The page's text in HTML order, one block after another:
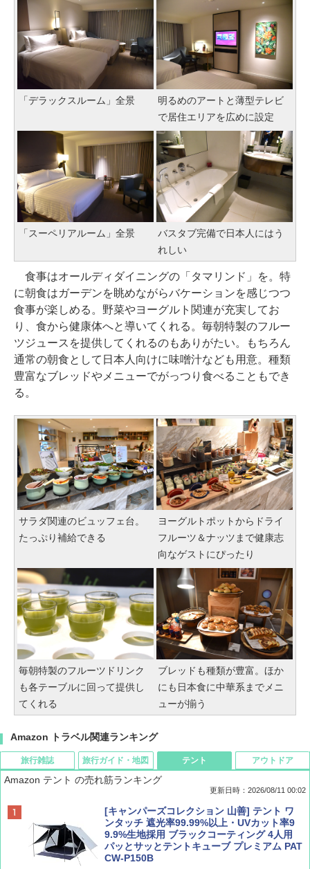
「デラックスルーム」全景
明るめのアートと薄型テレビ
で居住エリアを広めに設定
「スーペリアルーム」全景
バスタブ完備で日本人にはう
れしい
食事はオールディダイニングの「タマリンド」を。特
に朝食はガーデンを眺めながらバケーションを感じつつ
食事が楽しめる。野菜やヨーグルト関連が充実してお
り、食から健康体へと導いてくれる。毎朝特製のフルー
ツジュースを提供してくれるのもありがたい。もちろん
通常の朝食として日本人向けに味噌汁なども用意。種類
豊富なブレッドやメニューでがっつり食べることもでき
る。
サラダ関連のビュッフェ台。
たっぷり補給できる
ヨーグルトポットからドライ
フルーツ＆ナッツまで健康志
向なゲストにぴったり
毎朝特製のフルーツドリンク
も各テーブルに回って提供し
てくれる
ブレッドも種類が豊富。ほか
にも日本食に中華系までメニ
ューが揃う
Amazon トラベル関連ランキング
旅行雑誌
BE-PAL(ビ-パル) 2026年 10 月号【特別付録:
ノルディスク 4ホール鋳鉄スキレット】
￥1,540
旅行ガイド・地図
地球の歩き方 スター・ウォーズ
￥2,695
テント
Amazon テント の売れ筋ランキング
更新日時：2026/08/11 00:02
[キャンパーズコレクション 山善] テント ワ
ンタッチ 遮光率99.99%以上・UVカット率9
9.9%生地採用 ブラックコーティング 4人用
パッとサッとテントキューブ プレミアム PAT
CW-P150B
アウトドア